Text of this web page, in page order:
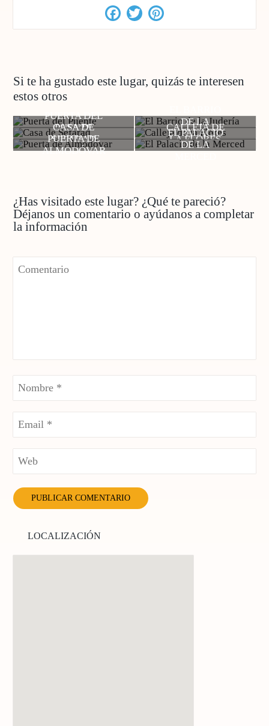
Facebook
Twitter
Si te ha gustado este lugar, quizás te interesen
estos otros
PUERTA DEL
PUENTE
DE LA
JUDERÍA
CASA DE
SEFARAD
CALLEJA DE
LA FLORES
PUERTA DE
ALMODÓVAR
EL PALACIO
DE LA
¿Has visitado este lugar? ¿Qué te pareció?
Déjanos un comentario o ayúdanos a completar
la información
LOCALIZACIÓN